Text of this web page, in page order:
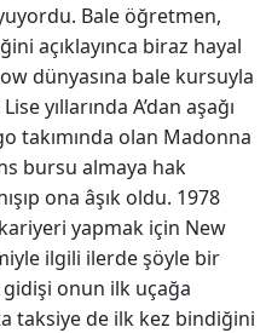
Bale öğretmen,
açıklayınca biraz hayal
dünyasına bale kursuyla
yıllarında A’dan aşağı
takımında olan Madonna
bursu almaya hak
ona âşık oldu. 1978
yapmak için New
ilgili ilerde şöyle bir
gidişi onun ilk uçağa
taksiye de ilk kez bindiğini